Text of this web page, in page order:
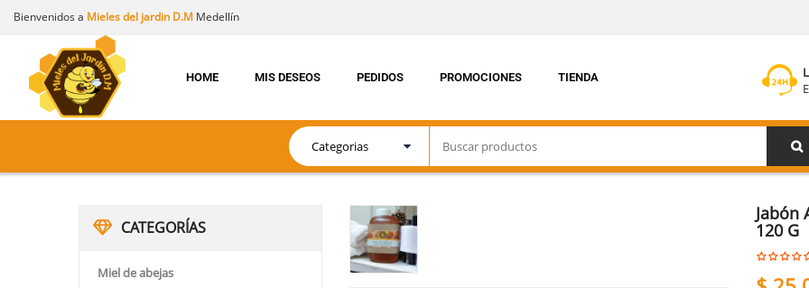
Bienvenidos a Mieles del jardin D.M Medellín
HOME MIS DESEOS PEDIDOS PROMOCIONES TIENDA
CATEGORÍAS
Miel de abejas
Jabón
120 G